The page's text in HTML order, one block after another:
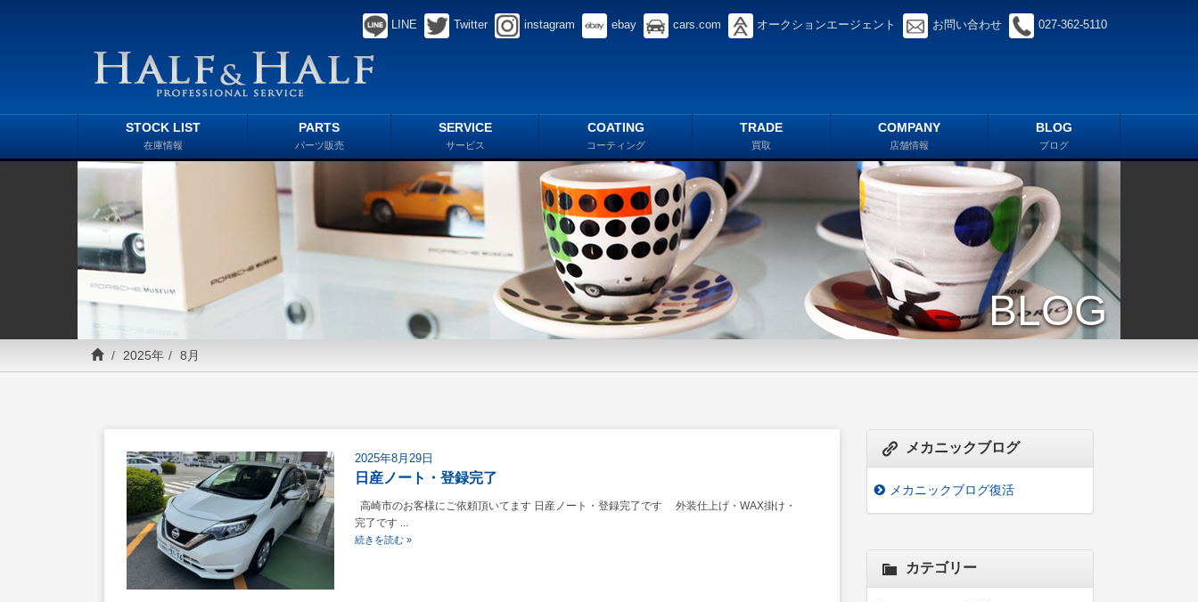
LINE Twitter instagram ebay cars.com オークションエージェント お問い合わせ 027-362-5110
STOCK LIST
在庫情報
PARTS
パーツ販売
SERVICE
サービス
COATING
コーティング
TRADE
買取
COMPANY
店舗情報
BLOG
ブログ
BLOG
2025年 8月
2025年8月29日
日産ノート・登録完了
高崎市のお客様にご依頼頂いてます 日産ノート・登録完了です 外装仕上げ・WAX掛け・
完了です ...
続きを読む »
メカニックブログ
メカニックブログ復活
カテゴリー